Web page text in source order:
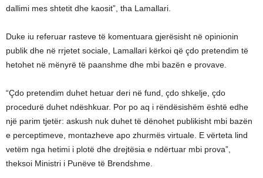
dallimi mes shtetit dhe kaosit”, tha Lamallari.
Duke iu referuar rasteve të komentuara gjerësisht në opinionin
publik dhe në rrjetet sociale, Lamallari kërkoi që çdo pretendim të
hetohet në mënyrë të paanshme dhe mbi bazën e provave.
“Çdo pretendim duhet hetuar deri në fund, çdo shkelje, çdo
procedurë duhet ndëshkuar. Por po aq i rëndësishëm është edhe
një parim tjetër: askush nuk duhet të dënohet publikisht mbi bazën
e perceptimeve, montazheve apo zhurmës virtuale. E vërteta lind
vetëm nga hetimi i plotë dhe drejtësia e ndërtuar mbi prova”,
theksoi Ministri i Punëve të Brendshme.